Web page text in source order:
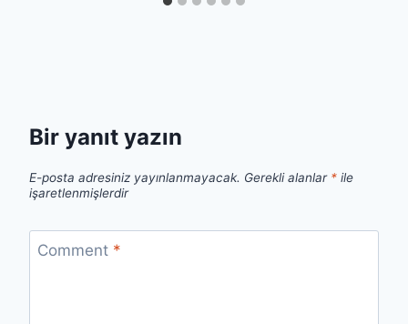
Bir yanıt yazın
E-posta adresiniz yayınlanmayacak. Gerekli alanlar * ile
işaretlenmişlerdir
Comment *